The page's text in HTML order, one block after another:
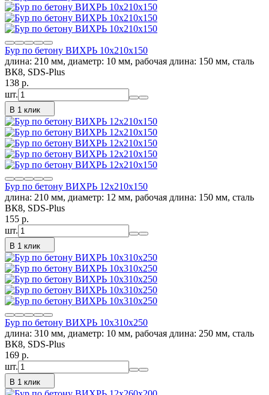
Бур по бетону ВИХРЬ 10x210x150
длина: 210 мм, диаметр: 10 мм, рабочая длина: 150 мм, сталь
ВК8, SDS-Plus
138 p.
шт.
В 1 клик
Бур по бетону ВИХРЬ 12x210x150
длина: 210 мм, диаметр: 12 мм, рабочая длина: 150 мм, сталь
ВК8, SDS-Plus
155 p.
шт.
В 1 клик
Бур по бетону ВИХРЬ 10x310x250
длина: 310 мм, диаметр: 10 мм, рабочая длина: 250 мм, сталь
ВК8, SDS-Plus
169 p.
шт.
В 1 клик